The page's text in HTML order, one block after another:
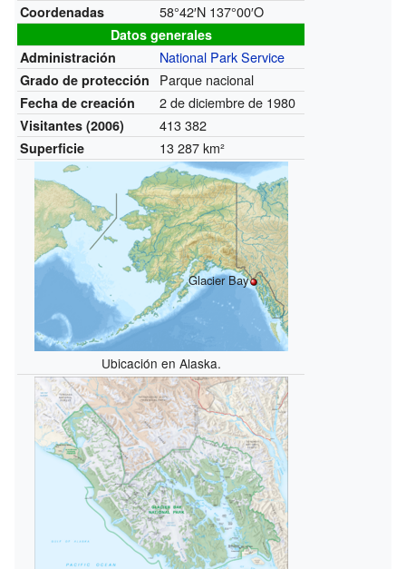
Coordenadas 58°42′N 137°00′O
Datos generales
Administración
National Park Service
Grado de protección Parque nacional
Fecha de creación 2 de diciembre de 1980
Visitantes (2006) 413 382
Superficie 13 287 km²
Glacier Bay
Ubicación en Alaska.